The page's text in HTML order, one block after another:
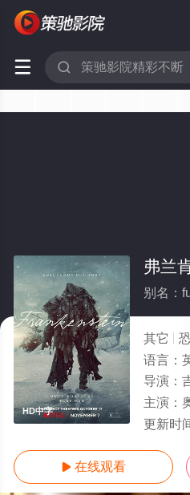
 
HD中字
弗兰
别名：
其它
语言：
导演：
主演： 奥
更新时
 在线观看